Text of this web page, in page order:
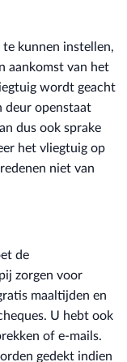
kunnen instellen,
aankomst van het
wordt geacht
deur openstaat
dus ook sprake
het vliegtuig op
niet van
de
zorgen voor
maaltijden en
U hebt ook
of e-mails.
gedekt indien